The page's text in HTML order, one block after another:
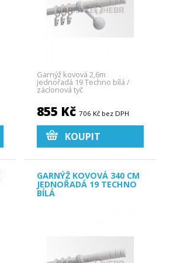
Garnýž kovová 2,6m
jednořadá 19 Techno bílá /
záclonová tyč
855 Kč706 Kč bez DPH
KOUPIT
GARNÝŽ KOVOVÁ 340 CM
JEDNOŘADÁ 19 TECHNO
BÍLÁ